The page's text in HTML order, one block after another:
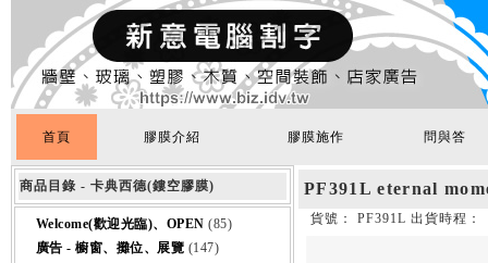
首頁 膠膜介紹 膠膜施作 問與答
商品目錄 - 卡典西德(鏤空膠膜)
Welcome(歡迎光臨)、OPEN (85)
廣告 - 櫥窗、攤位、展覽 (147)
PF391L eternal
貨號： PF391L 出貨時程：